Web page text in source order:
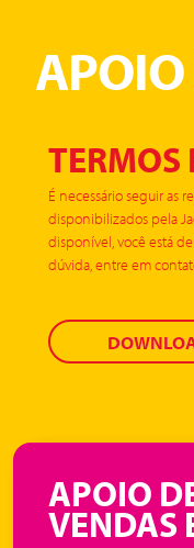
TERMOS
É necessário seguir as
disponibilizados pela
disponível, você está
dúvida, entre em
APOIO
VENDAS